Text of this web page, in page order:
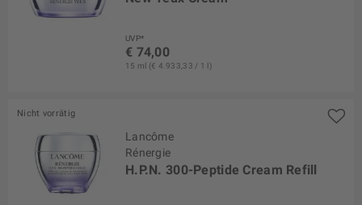
UVP*
€ 74,00
15 ml (€ 4.933,33 / 1 l)
Nicht vorrätig
Lancôme
Rénergie
H.P.N. 300-Peptide Cream Refill